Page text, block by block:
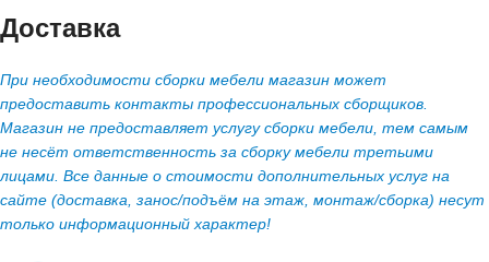
Доставка
При необходимости сборки мебели магазин может
предоставить контакты профессиональных сборщиков.
Магазин не предоставляет услугу сборки мебели, тем самым
не несёт ответственность за сборку мебели третьими
лицами. Все данные о стоимости дополнительных услуг на
сайте (доставка, занос/подъём на этаж, монтаж/сборка) несут
только информационный характер!